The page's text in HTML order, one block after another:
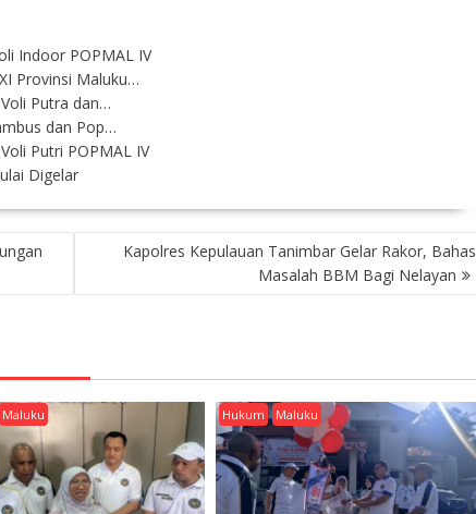
Indoor POPMAL IV
Provinsi Maluku…
Putra dan…
dan Pop…
Putri POPMAL IV
Digelar
Kapolres Kepulauan Tanimbar Gelar Rakor, Bahas
Masalah BBM Bagi Nelayan
Maluku Hukum Maluku